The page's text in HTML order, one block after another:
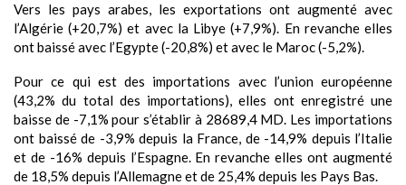
Vers les pays arabes, les exportations ont augmenté avec
l’Algérie (+20,7%) et avec la Libye (+7,9%). En revanche elles
ont baissé avec l’Egypte (-20,8%) et avec le Maroc (-5,2%).
Pour ce qui est des importations avec l’union européenne
(43,2% du total des importations), elles ont enregistré une
baisse de -7,1% pour s’établir à 28689,4 MD. Les importations
ont baissé de -3,9% depuis la France, de -14,9% depuis l’Italie
et de -16% depuis l’Espagne. En revanche elles ont augmenté
de 18,5% depuis l’Allemagne et de 25,4% depuis les Pays Bas.